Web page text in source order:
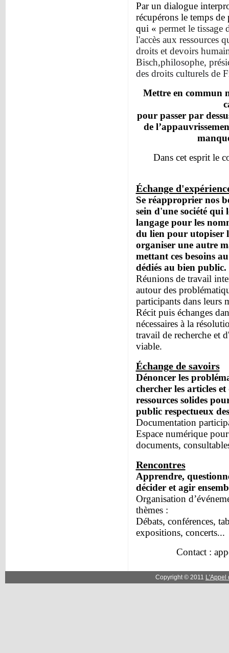
Par un dialogue
récupérons le temps de
qui « permet le tissage
l'accès aux ressources
droits et devoirs
Bisch,philosophe,
des droits culturels de
Mettre en commun
pour passer par
de
Dans cet esprit le
Échange
Se réapproprier nos
sein d'une société qui
langage pour les
du lien pour utopiser
organiser une autre
mettant ces besoins
dédiés au bien public.
Réunions de travail
autour des
participants dans leurs
Récit puis échanges
nécessaires à la
travail de recherche et
viable.
Échange de savoirs
Dénoncer les
chercher les articles
ressources solides
public respectueux
Documentation
Espace numérique
documents,
Rencontres
Apprendre,
décider et agir
Organisation
thèmes :
Débats, conférences,
expositions, concerts...
Contact :
Copyright © 2011 L'Appel